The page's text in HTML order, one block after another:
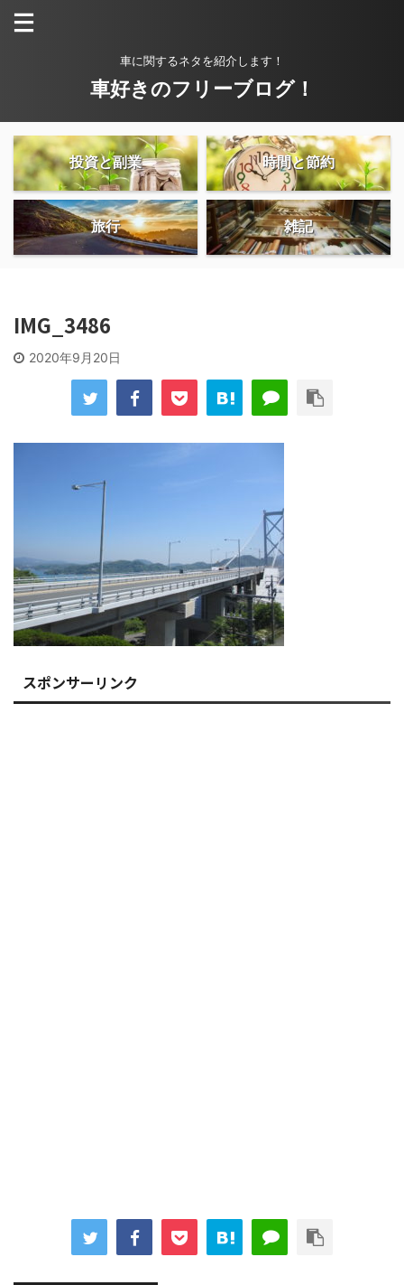
車に関するネタを紹介します！
車好きのフリーブログ！
投資と副業 時間と節約
旅行 雑記
IMG_3486
2020年9月20日
スポンサーリンク